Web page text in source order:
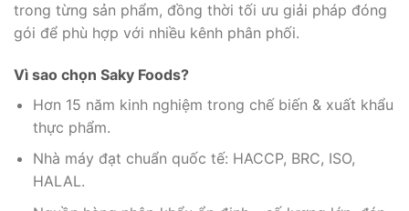
trong từng sản phẩm, đồng thời tối ưu giải pháp đóng
gói để phù hợp với nhiều kênh phân phối.
Vì sao chọn Saky Foods?
Hơn 15 năm kinh nghiệm trong chế biến & xuất khẩu
thực phẩm.
Nhà máy đạt chuẩn quốc tế: HACCP, BRC, ISO,
HALAL.